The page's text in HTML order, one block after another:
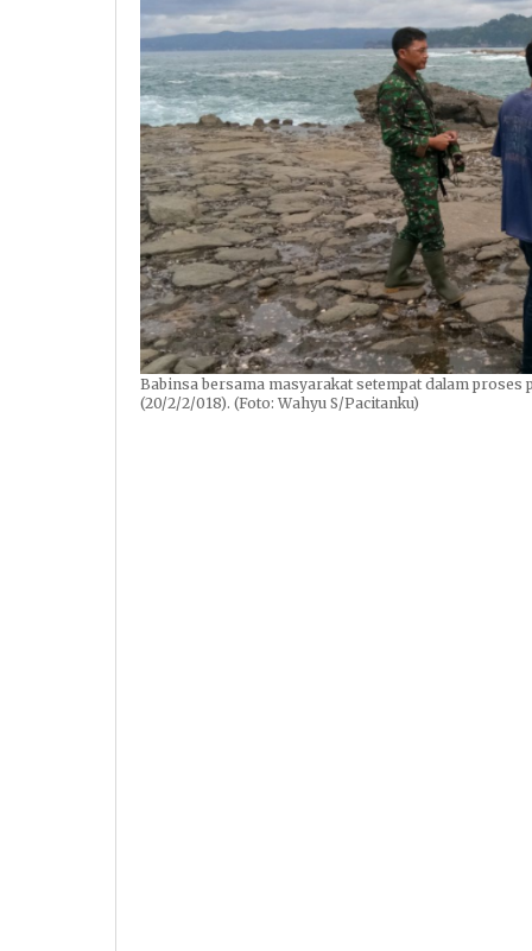
Babinsa bersama masyarakat setempat dalam proses
(20/2/2/018). (Foto: Wahyu S/Pacitanku)